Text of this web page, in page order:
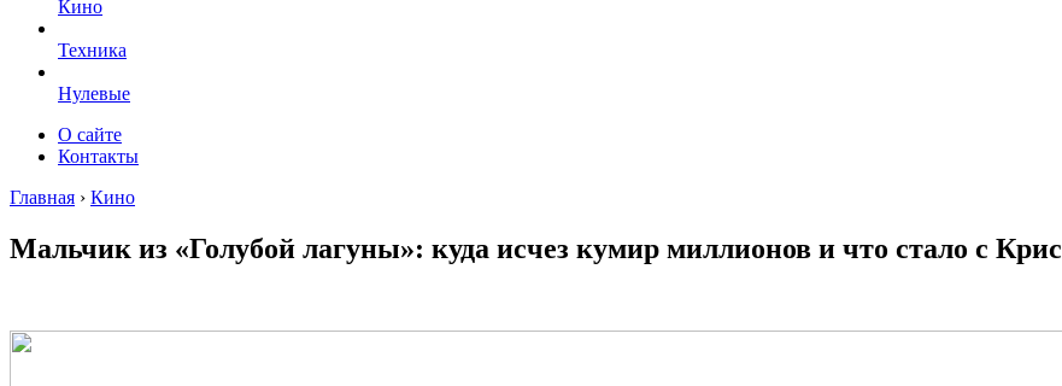
Кино
Техника
Нулевые
О сайте
Контакты
Главная › Кино
Мальчик из «Голубой лагуны»: куда исчез кумир миллионов и что стало с